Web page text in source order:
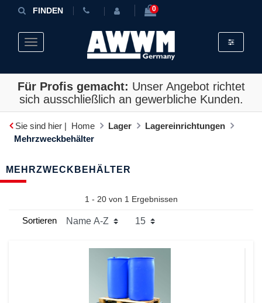
FINDEN 0
Toggle navigation Toggle
Für Profis gemacht: Unser Angebot richtet
sich ausschließlich an gewerbliche Kunden.
Sie sind hier | Home Lager
Lagereinrichtungen
Mehrzweckbehälter
MEHRZWECKBEHÄLTER
1 - 20 von 1 Ergebnissen
Sortieren